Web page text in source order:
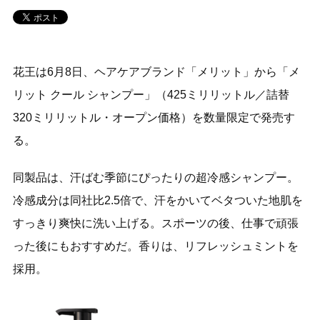
花王は6月8日、ヘアケアブランド「メリット」から「メ
リット クール シャンプー」（425ミリリットル／詰替
320ミリリットル・オープン価格）を数量限定で発売す
る。
同製品は、汗ばむ季節にぴったりの超冷感シャンプー。
冷感成分は同社比2.5倍で、汗をかいてベタついた地肌を
すっきり爽快に洗い上げる。スポーツの後、仕事で頑張
った後にもおすすめだ。香りは、リフレッシュミントを
採用。